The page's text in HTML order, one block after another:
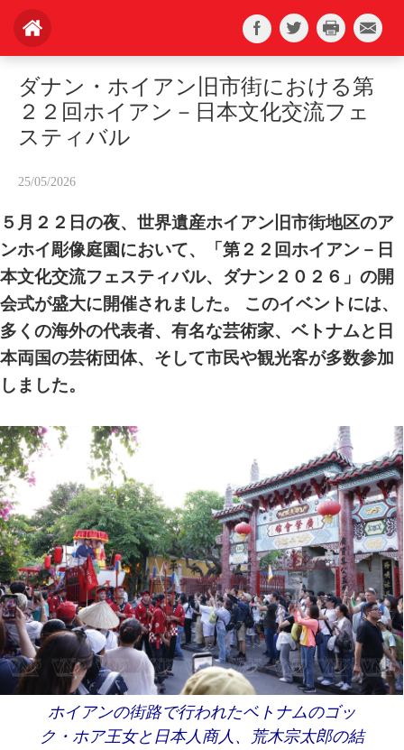
ダナン・ホイアン旧市街における第
２２回ホイアン－日本文化交流フェ
スティバル
25/05/2026
５月２２日の夜、世界遺産ホイアン旧市街地区のア
ンホイ彫像庭園において、「第２２回ホイアン－日
本文化交流フェスティバル、ダナン２０２６」の開
会式が盛大に開催されました。 このイベントには、
多くの海外の代表者、有名な芸術家、ベトナムと日
本両国の芸術団体、そして市民や観光客が多数参加
しました。
ホイアンの街路で行われたベトナムのゴッ
ク・ホア王女と日本人商人、荒木宗太郎の結